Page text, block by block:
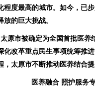
程度最高的城市。如今，已
的巨大挑战。
太原市被确定为全国首批医
化改革重点民生事项统筹推
，太原市不断推动医养结合
医养融合 照护服务